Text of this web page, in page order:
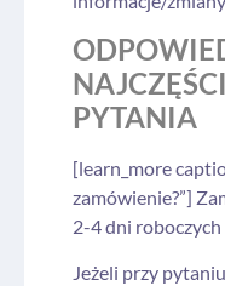
PYTANIA
[learn_more
zamówienie?”]
2-4 dni roboczych
Jeżeli przy